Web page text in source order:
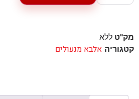
מק"ט ללא
קטגוריה אלבא מנעולים